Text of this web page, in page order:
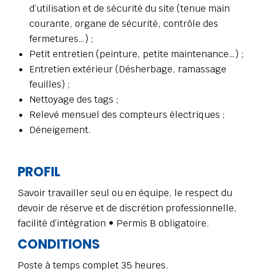
d’utilisation et de sécurité du site (tenue main
courante, organe de sécurité, contrôle des
fermetures…) ;
Petit entretien (peinture, petite maintenance…) ;
Entretien extérieur (Désherbage, ramassage
feuilles) ;
Nettoyage des tags ;
Relevé mensuel des compteurs électriques ;
Déneigement.
PROFIL
Savoir travailler seul ou en équipe, le respect du
devoir de réserve et de discrétion professionnelle,
facilité d’intégration • Permis B obligatoire.
CONDITIONS
Poste à temps complet 35 heures.